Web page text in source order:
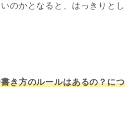
のかとなると、はっきりとし
き方のルールはあるの？につ